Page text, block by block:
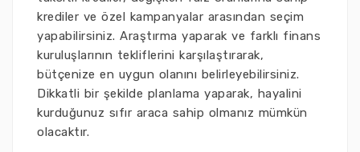
krediler ve özel kampanyalar arasından seçim
yapabilirsiniz. Araştırma yaparak ve farklı finans
kuruluşlarının tekliflerini karşılaştırarak,
bütçenize en uygun olanını belirleyebilirsiniz.
Dikkatli bir şekilde planlama yaparak, hayalini
kurduğunuz sıfır araca sahip olmanız mümkün
olacaktır.